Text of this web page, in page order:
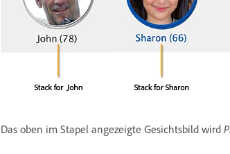
Das oben im Stapel angezeigte Gesichtsbild wird